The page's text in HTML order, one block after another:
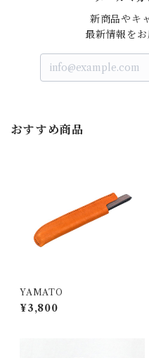
新商品やキ
最新情報をお
おすすめ商品
YAMATO
¥3,800